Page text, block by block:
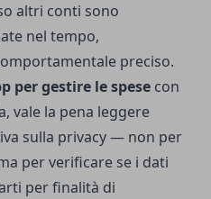
altri conti sono
nel tempo,
preciso.
per gestire le spese con
vale la pena leggere
sulla privacy — non per
per verificare se i dati
per finalità di